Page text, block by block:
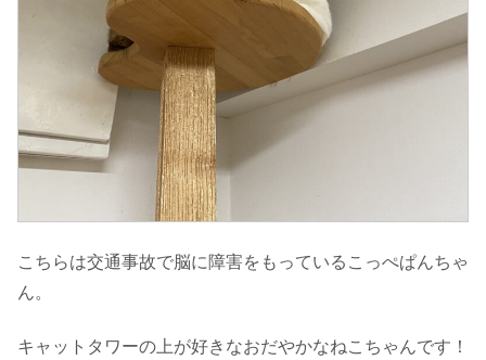
こちらは交通事故で脳に障害をもっているこっぺぱんちゃ
ん。
キャットタワーの上が好きなおだやかなねこちゃんです！